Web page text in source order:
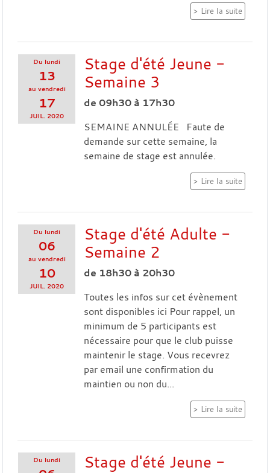
Lire la suite
Du lundi
13
au vendredi
17
JUIL. 2020
Stage d'été Jeune -
Semaine 3
de 09h30 à 17h30
SEMAINE ANNULÉE Faute de
demande sur cette semaine, la
semaine de stage est annulée.
Lire la suite
Du lundi
06
au vendredi
10
JUIL. 2020
Stage d'été Adulte -
Semaine 2
de 18h30 à 20h30
Toutes les infos sur cet évènement
sont disponibles ici Pour rappel, un
minimum de 5 participants est
nécessaire pour que le club puisse
maintenir le stage. Vous recevrez
par email une confirmation du
maintien ou non du...
Lire la suite
Du lundi
Stage d'été Jeune -